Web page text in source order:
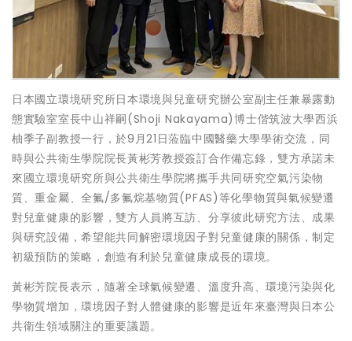
日本國立環境研究所日本環境與兒童研究辦公室副主任兼暴露動
態實驗室室長中山祥嗣(Shoji Nakayama)博士偕筑波大學西浜
柚季子副教授一行，於9月21日蒞臨中國醫藥大學學術交流，同
時與公共衛生學院院長黃彬芳教授簽訂合作備忘錄，雙方承諾未
來國立環境研究所與公共衛生學院將攜手共同研究空氣污染物
質、重金屬、全氟/多氟烷基物質(PFAS)等化學物質與氣候變遷
對兒童健康的影響，雙方人員將互訪、分享彼此研究方法、成果
與研究設備，希望能共同解密環境因子對兒童健康的關係，制定
初級預防的策略，創造有利於兒童健康成長的環境。
黃彬芳院長表示，隨著全球氣候變遷、溫度升高、環境污染與化
學物質增加，環境因子對人體健康的影響是近年來臺灣與日本公
共衛生領域關注的重要議題。